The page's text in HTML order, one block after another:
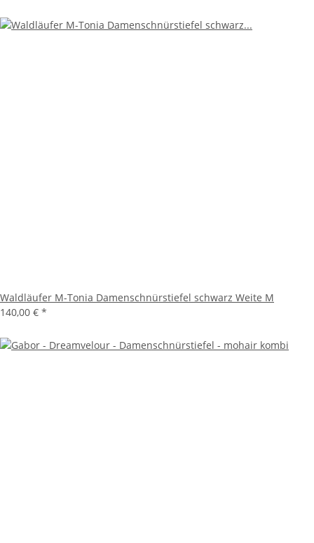
Waldläufer M-Tonia Damenschnürstiefel schwarz Weite M
140,00 € *